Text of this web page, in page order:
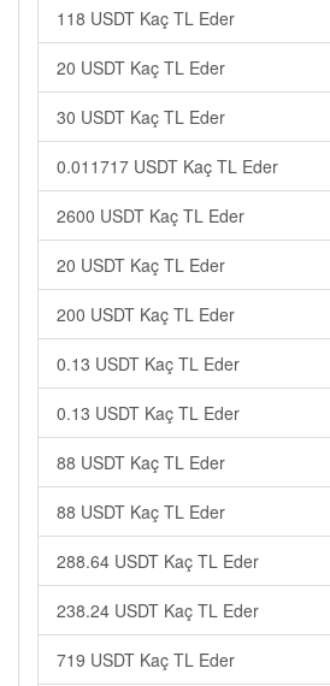
118 USDT Kaç TL Eder
20 USDT Kaç TL Eder
30 USDT Kaç TL Eder
0.011717 USDT Kaç TL Eder
2600 USDT Kaç TL Eder
20 USDT Kaç TL Eder
200 USDT Kaç TL Eder
0.13 USDT Kaç TL Eder
0.13 USDT Kaç TL Eder
88 USDT Kaç TL Eder
88 USDT Kaç TL Eder
288.64 USDT Kaç TL Eder
238.24 USDT Kaç TL Eder
719 USDT Kaç TL Eder